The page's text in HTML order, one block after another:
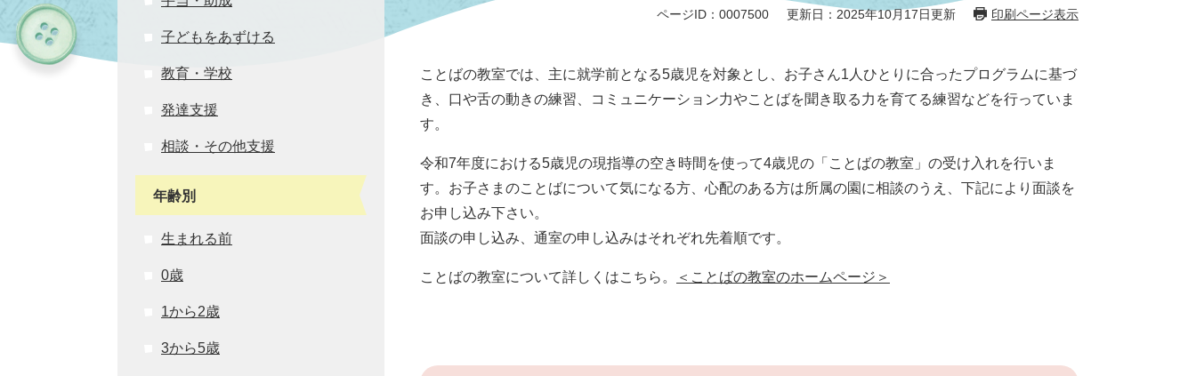
ページID：0007500 更新日：2025年10月17日更新 印刷ページ表示
ことばの教室では、主に就学前となる5歳児を対象とし、お子さん1人ひとりに合ったプログラムに基づ
き、口や舌の動きの練習、コミュニケーション力やことばを聞き取る力を育てる練習などを行っていま
す。
令和7年度における5歳児の現指導の空き時間を使って4歳児の「ことばの教室」の受け入れを行いま
す。お子さまのことばについて気になる方、心配のある方は所属の園に相談のうえ、下記により面談を
お申し込み下さい。
面談の申し込み、通室の申し込みはそれぞれ先着順です。
ことばの教室について詳しくはこちら。 ＜ことばの教室のホームページ＞
子どもをあずける
教育・学校
発達支援
相談・その他支援
年齢別
生まれる前
0歳
1から2歳
3から5歳